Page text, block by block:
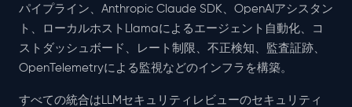
パイプライン、Anthropic Claude SDK、OpenAIアシスタン
ト、ローカルホストLlamaによるエージェント自動化、コ
ストダッシュボード、レート制限、不正検知、監査証跡、
OpenTelemetryによる監視などのインフラを構築。
すべての統合はLLMセキュリティレビューのセキュリティ